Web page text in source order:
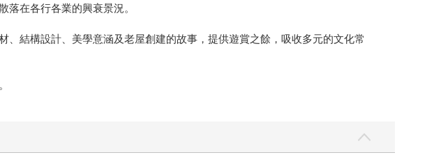
在各行各業的興衰景況。
結構設計、美學意涵及老屋創建的故事，提供遊賞之餘，吸收多元的文化常